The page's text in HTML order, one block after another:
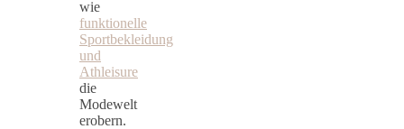
wie
funktionelle
Sportbekleidung
und
Athleisure
die
Modewelt
erobern.